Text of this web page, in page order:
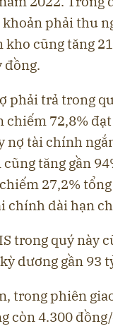
phải thu
cũng tăng
đồng.
phải trả trong
chiếm 72,8%
nợ tài chính
tăng gần
27,2%
chính dài hạn
trong quý này
dương gần 93
trong phiên
còn 4.300